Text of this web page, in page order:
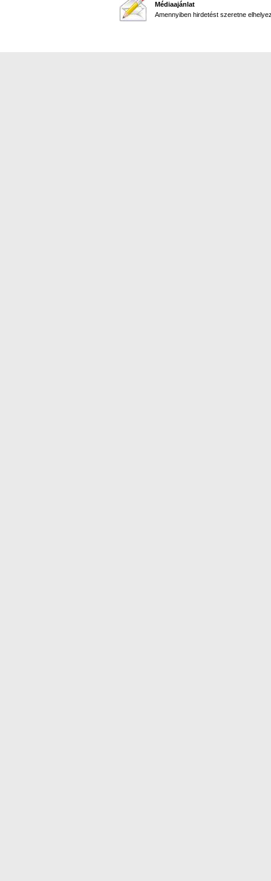
Médiaajánlat
Amennyiben hirdetést szeretne